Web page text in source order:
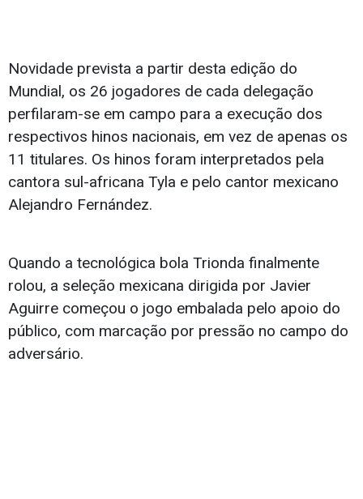
Novidade prevista a partir desta edição do
Mundial, os 26 jogadores de cada delegação
perfilaram-se em campo para a execução dos
respectivos hinos nacionais, em vez de apenas os
11 titulares. Os hinos foram interpretados pela
cantora sul-africana Tyla e pelo cantor mexicano
Alejandro Fernández.
Quando a tecnológica bola Trionda finalmente
rolou, a seleção mexicana dirigida por Javier
Aguirre começou o jogo embalada pelo apoio do
público, com marcação por pressão no campo do
adversário.